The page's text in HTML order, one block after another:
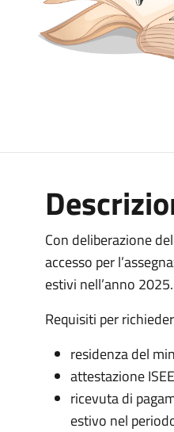
Con deliberazione
accesso per
estivi nell’anno 2025.
Requisiti per
residenza del
attestazione
ricevuta di
estivo nel